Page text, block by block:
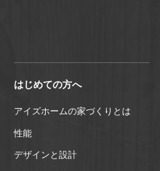
はじめての方へ
アイズホームの家づくりとは
性能
デザインと設計